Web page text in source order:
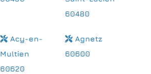
60480
Acy-en-
Multien
60620
Agnetz
60600